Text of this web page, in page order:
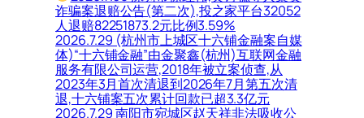
诈骗案退赔公告(第二次),投之家平台32052
人退赔82251873.2元比例3.59%
2026.7.29 (杭州市上城区十六铺金融案自媒
体)“十六铺金融”由金聚鑫(杭州)互联网金融
服务有限公司运营,2018年被立案侦查,从
2023年3月首次清退到2026年7月第五次清
退,十六铺案五次累计回款已超3.3亿元
2026.7.29 南阳市宛城区赵天祥非法吸收公